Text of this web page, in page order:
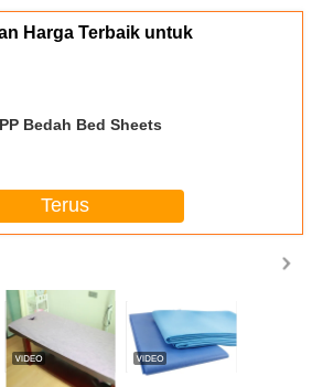
Harga Terbaik untuk
PP Bedah Bed Sheets
Terus